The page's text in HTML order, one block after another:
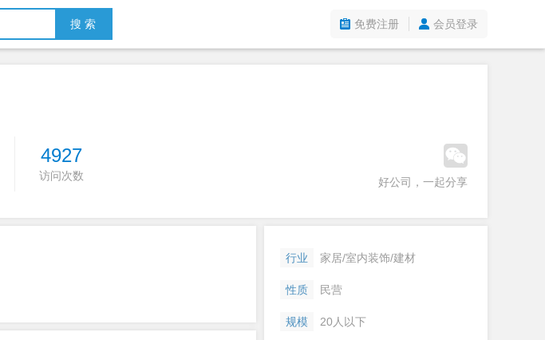
搜 索 免费注册 会员登录
4927
访问次数 好公司，一起分享
行业 家居/室内装饰/建材
性质 民营
规模 20人以下